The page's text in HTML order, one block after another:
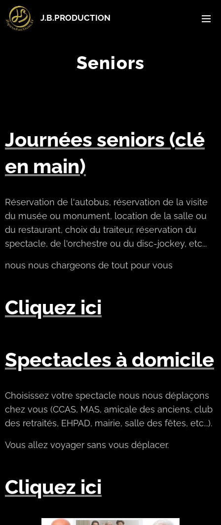
J.B.PRODUCTION
Seniors
Journées seniors (clé
en main)
Réservation de l'autobus, réservation de la visite
du musée ou monument, location de la salle ou
du restaurant, choix du traiteur, réservation du
spectacle, de l'orchestre ou du disc-jockey, etc...
nous nous chargeons de tout pour vous
Cliquez ici
Spectacles à domicile
Choisissez votre spectacle nous nous déplaçons
chez vous (CCAS, MAS, amicale des anciens, club
des retraités, EHPAD, mairie, salle des fêtes, etc...).
Vous allez voyager sans vous déplacer.
Cliquez ici